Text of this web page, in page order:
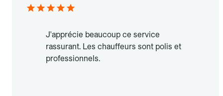
J'apprécie beaucoup ce service
rassurant. Les chauffeurs sont polis et
professionnels.